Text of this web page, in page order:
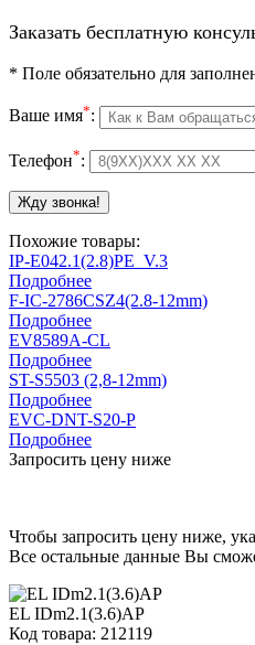
Заказать бесплатную
* Поле обязательно для
Ваше имя*:
Телефон*:
Похожие товары:
IP-E042.1(2.8)PE_V.3
Подробнее
F-IC-2786CSZ4(2.8-12mm)
Подробнее
EV8589A-CL
Подробнее
ST-S5503 (2,8-12mm)
Подробнее
EVC-DNT-S20-P
Подробнее
Запросить цену ниже
Чтобы запросить цену ниже,
Все остальные данные Вы
EL IDm2.1(3.6)AP
Код товара: 212119